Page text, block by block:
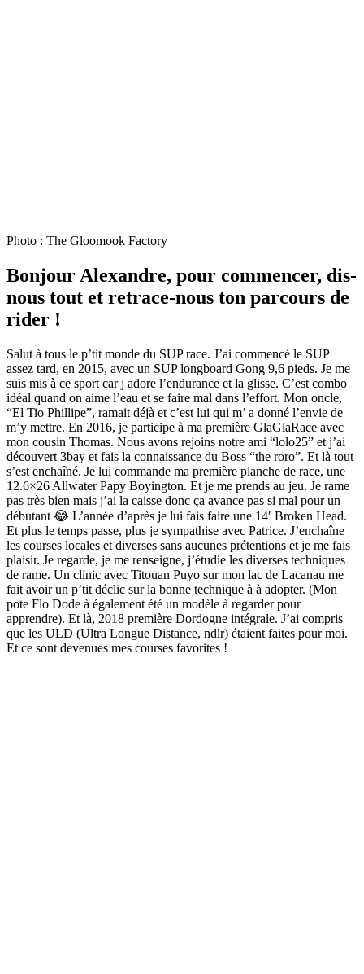
Photo : The Gloomook Factory
Bonjour Alexandre, pour commencer, dis-
nous tout et retrace-nous ton parcours de
rider !
Salut à tous le p’tit monde du SUP race. J’ai commencé le SUP
assez tard, en 2015, avec un SUP longboard Gong 9,6 pieds. Je me
suis mis à ce sport car j adore l’endurance et la glisse. C’est combo
idéal quand on aime l’eau et se faire mal dans l’effort. Mon oncle,
“El Tio Phillipe”, ramait déjà et c’est lui qui m’ a donné l’envie de
m’y mettre. En 2016, je participe à ma première GlaGlaRace avec
mon cousin Thomas. Nous avons rejoins notre ami “lolo25” et j’ai
découvert 3bay et fais la connaissance du Boss “the roro”. Et là tout
s’est enchaîné. Je lui commande ma première planche de race, une
12.6×26 Allwater Papy Boyington. Et je me prends au jeu. Je rame
pas très bien mais j’ai la caisse donc ça avance pas si mal pour un
débutant 😂 L’année d’après je lui fais faire une 14′ Broken Head.
Et plus le temps passe, plus je sympathise avec Patrice. J’enchaîne
les courses locales et diverses sans aucunes prétentions et je me fais
plaisir. Je regarde, je me renseigne, j’étudie les diverses techniques
de rame. Un clinic avec Titouan Puyo sur mon lac de Lacanau me
fait avoir un p’tit déclic sur la bonne technique à à adopter. (Mon
pote Flo Dode à également été un modèle à regarder pour
apprendre). Et là, 2018 première Dordogne intégrale. J’ai compris
que les ULD (Ultra Longue Distance, ndlr) étaient faites pour moi.
Et ce sont devenues mes courses favorites !